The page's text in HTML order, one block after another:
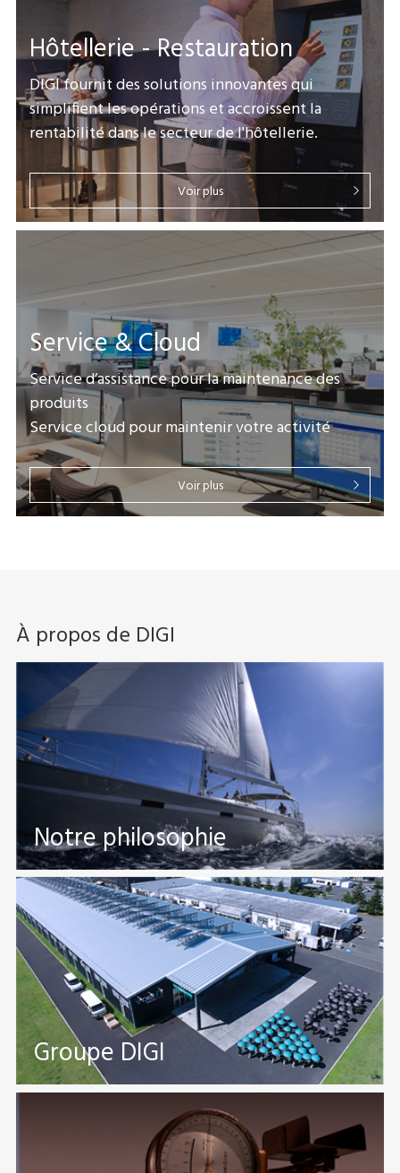
Hôtellerie - Restauration
DIGI fournit des solutions innovantes qui
simplifient les opérations et accroissent la
rentabilité dans le secteur de l'hôtellerie.
Voir plus
Service & Cloud
Service d’assistance pour la maintenance des
produits
Service cloud pour maintenir votre activité
Voir plus
À propos de DIGI
Notre philosophie
Groupe DIGI